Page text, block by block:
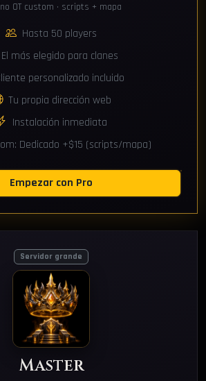
OT custom · scripts + mapa
Hasta 50 players
El más elegido para clanes
personalizado incluido
Tu propia dirección web
Instalación inmediata
Dedicado +$15 (scripts/mapa)
Empezar con Pro
Servidor grande
Master